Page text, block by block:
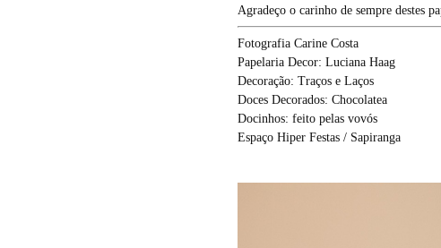
Agradeço o carinho de sempre destes
Fotografia Carine Costa
Papelaria Decor: Luciana Haag
Decoração: Traços e Laços
Doces Decorados: Chocolatea
Docinhos: feito pelas vovós
Espaço Hiper Festas / Sapiranga